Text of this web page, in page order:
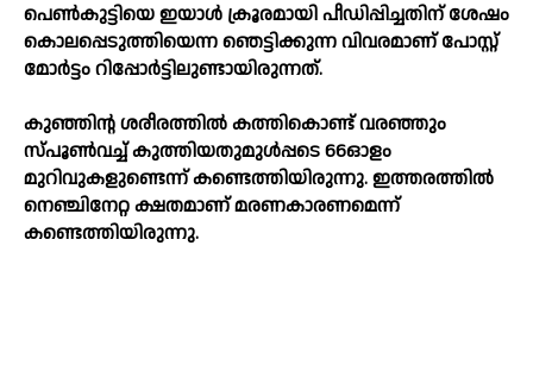
പെണ്‍കുട്ടിയെ ഇയാള്‍ ക്രൂരമായി പീഡിപ്പിച്ചതിന് ശേഷം
കൊലപ്പെടുത്തിയെന്ന ഞെട്ടിക്കുന്ന വിവരമാണ് പോസ്റ്റ്
മോര്‍ട്ടം റിപ്പോര്‍ട്ടിലുണ്ടായിരുന്നത്.
കുഞ്ഞിന്റ ശരീരത്തില്‍ കത്തികൊണ്ട് വരഞ്ഞും
സ്പൂണ്‍വച്ച്‌ കുത്തിയതുമുള്‍പ്പടെ 66ഓളം
മുറിവുകളുണ്ടെന്ന് കണ്ടെത്തിയിരുന്നു. ഇത്തരത്തില്‍
നെഞ്ചിനേറ്റ ക്ഷതമാണ് മരണകാരണമെന്ന്
കണ്ടെത്തിയിരുന്നു.